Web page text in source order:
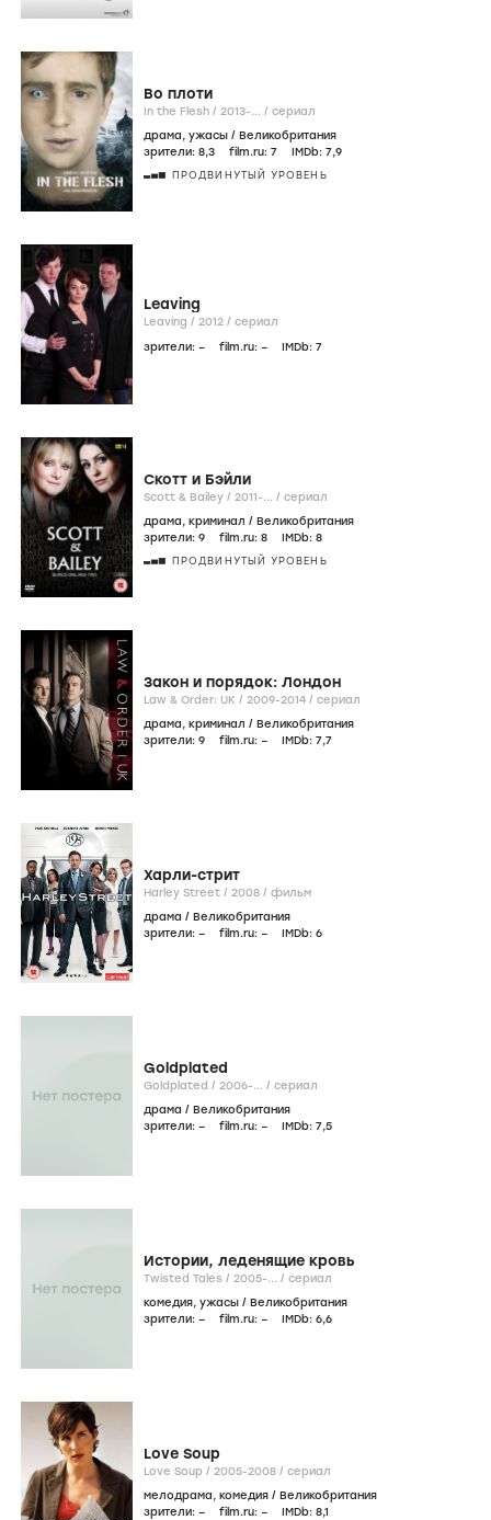
Во плоти
In the Flesh / 2013-... / сериал
драма, ужасы / Великобритания
зрители: 8,3 film.ru: 7 IMDb: 7,9
ПРОДВИНУТЫЙ УРОВЕНЬ
Leaving
Leaving / 2012 / сериал
зрители: – film.ru: – IMDb: 7
Скотт и Бэйли
Scott & Bailey / 2011-... / сериал
драма, криминал / Великобритания
зрители: 9 film.ru: 8 IMDb: 8
ПРОДВИНУТЫЙ УРОВЕНЬ
Закон и порядок: Лондон
Law & Order: UK / 2009-2014 / сериал
драма, криминал / Великобритания
зрители: 9 film.ru: – IMDb: 7,7
Харли-стрит
Harley Street / 2008 / фильм
драма / Великобритания
зрители: – film.ru: – IMDb: 6
Goldplated
Goldplated / 2006-... / сериал
драма / Великобритания
зрители: – film.ru: – IMDb: 7,5
Истории, леденящие кровь
Twisted Tales / 2005-... / сериал
комедия, ужасы / Великобритания
зрители: – film.ru: – IMDb: 6,6
Love Soup
Love Soup / 2005-2008 / сериал
мелодрама, комедия / Великобритания
зрители: – film.ru: – IMDb: 8,1